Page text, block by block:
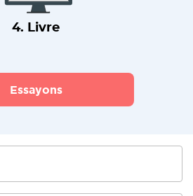
4. Livre
Essayons